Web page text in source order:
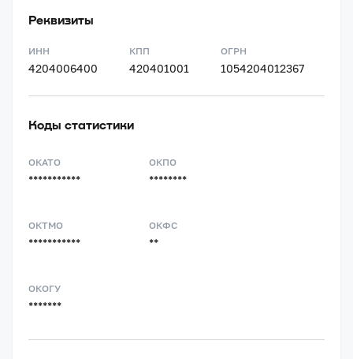
Реквизиты
ИНН
4204006400
КПП
420401001
ОГРН
1054204012367
Коды статистики
ОКАТО
***********
ОКПО
********
ОКТМО
***********
ОКФС
**
ОКОГУ
*******